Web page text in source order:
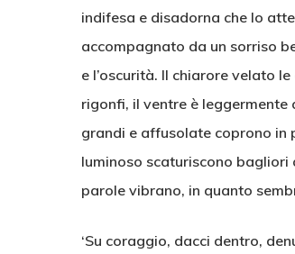
indifesa e disadorna che lo
accompagnato da un sorriso
e l’oscurità. Il chiarore velato
rigonfi, il ventre è
grandi e affusolate coprono in
luminoso scaturiscono
parole vibrano, in quanto
‘Su coraggio, dacci dentro,